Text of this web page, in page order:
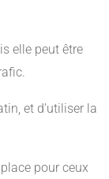
elle peut être
et d’utiliser la
pour ceux